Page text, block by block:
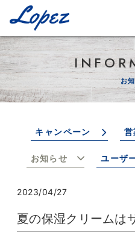
お
キャンペーン 営
お知らせ ユーザ
2023/04/27
夏の保湿クリームは